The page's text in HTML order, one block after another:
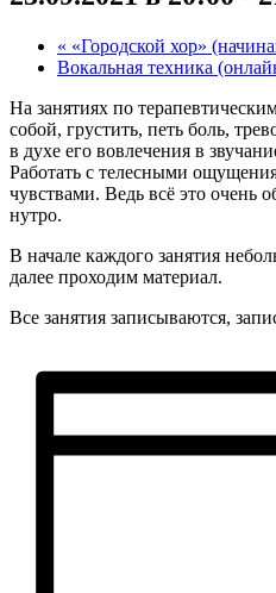
« «Городской хор»
Вокальная техника
На занятиях по
собой, грустить, петь боль,
в духе его вовлечения в
Работать с телесными
чувствами. Ведь всё это очень
нутро.
В начале каждого занятия
далее проходим материал.
Все занятия записываются,